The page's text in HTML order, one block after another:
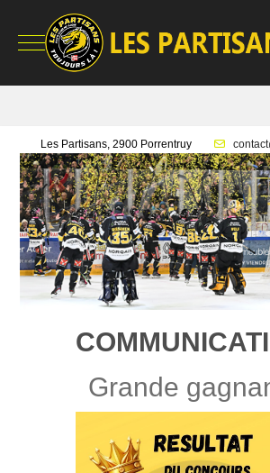
Mobile Menu Toggle
Les Partisans, 2900 Porrentruy
Grande